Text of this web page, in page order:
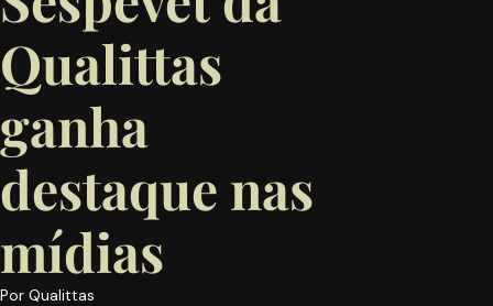
Qualittas
ganha
destaque nas
mídias
Por Qualittas